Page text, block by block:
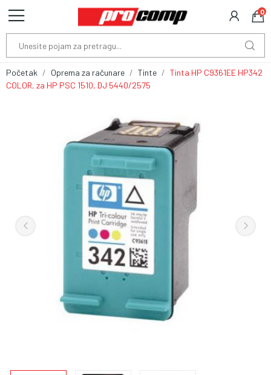
0
Početak Oprema za računare Tinte
Tinta HP C9361EE HP342
COLOR, za HP PSC 1510, DJ 5440/2575